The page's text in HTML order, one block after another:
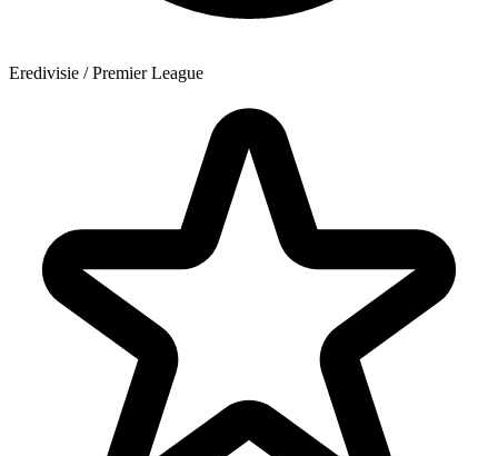
Eredivisie / Premier League